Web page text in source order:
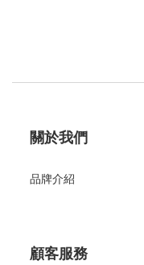
關於我們
品牌介紹
顧客服務